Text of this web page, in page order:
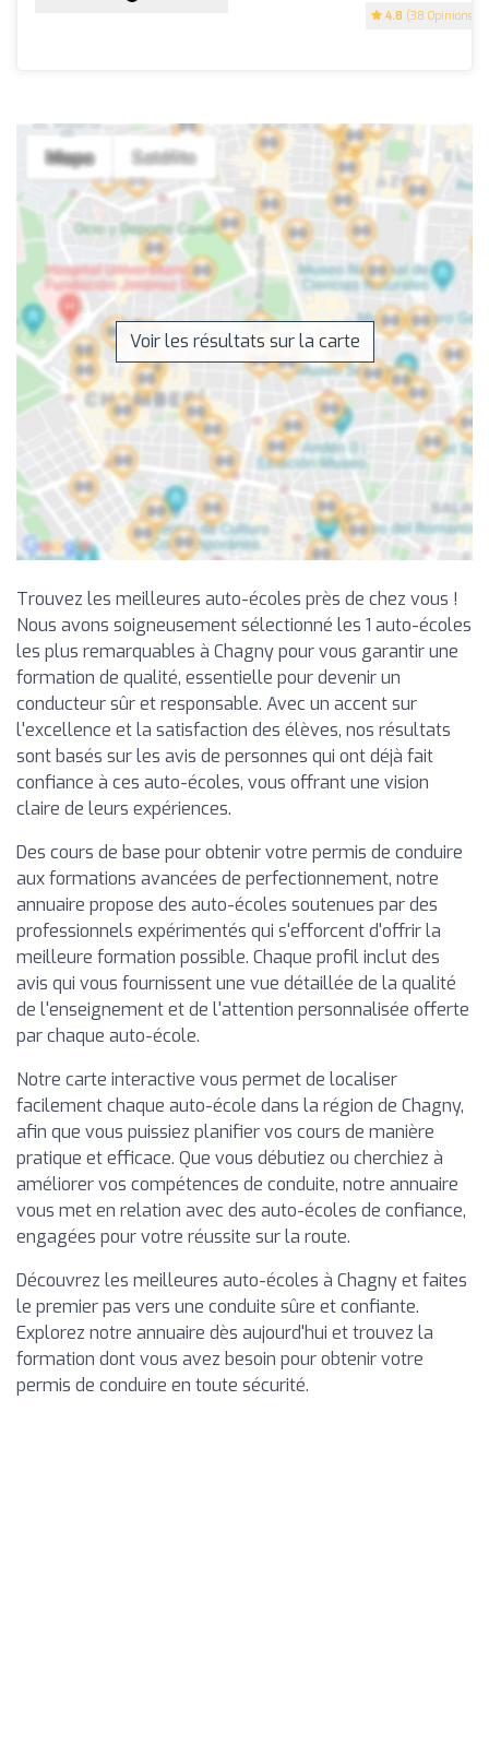
4.8 (38 Opinions)
Voir les résultats sur la carte
Trouvez les meilleures auto-écoles près de chez vous !
Nous avons soigneusement sélectionné les 1 auto-écoles
les plus remarquables à Chagny pour vous garantir une
formation de qualité, essentielle pour devenir un
conducteur sûr et responsable. Avec un accent sur
l'excellence et la satisfaction des élèves, nos résultats
sont basés sur les avis de personnes qui ont déjà fait
confiance à ces auto-écoles, vous offrant une vision
claire de leurs expériences.
Des cours de base pour obtenir votre permis de conduire
aux formations avancées de perfectionnement, notre
annuaire propose des auto-écoles soutenues par des
professionnels expérimentés qui s'efforcent d'offrir la
meilleure formation possible. Chaque profil inclut des
avis qui vous fournissent une vue détaillée de la qualité
de l'enseignement et de l'attention personnalisée offerte
par chaque auto-école.
Notre carte interactive vous permet de localiser
facilement chaque auto-école dans la région de Chagny,
afin que vous puissiez planifier vos cours de manière
pratique et efficace. Que vous débutiez ou cherchiez à
améliorer vos compétences de conduite, notre annuaire
vous met en relation avec des auto-écoles de confiance,
engagées pour votre réussite sur la route.
Découvrez les meilleures auto-écoles à Chagny et faites
le premier pas vers une conduite sûre et confiante.
Explorez notre annuaire dès aujourd'hui et trouvez la
formation dont vous avez besoin pour obtenir votre
permis de conduire en toute sécurité.